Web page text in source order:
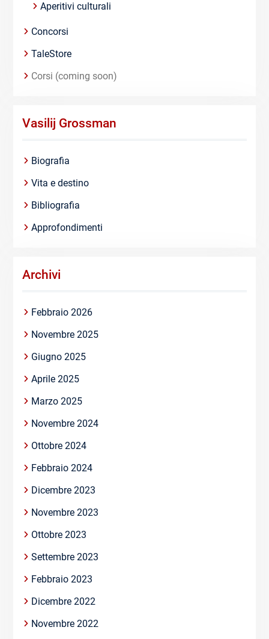
Aperitivi culturali
Concorsi
TaleStore
Corsi (coming soon)
Vasilij Grossman
Biografia
Vita e destino
Bibliografia
Approfondimenti
Archivi
Febbraio 2026
Novembre 2025
Giugno 2025
Aprile 2025
Marzo 2025
Novembre 2024
Ottobre 2024
Febbraio 2024
Dicembre 2023
Novembre 2023
Ottobre 2023
Settembre 2023
Febbraio 2023
Dicembre 2022
Novembre 2022